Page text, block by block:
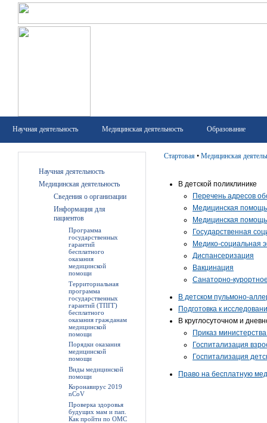
Научная деятельность Медицинская деятельность Образование
Научная деятельность
Медицинская деятельность
Сведения о организации
Информация для
пациентов
Программа
государственных
гарантий
бесплатного
оказания
медицинской
помощи
Территориальная
программа
государственных
гарантий (ТПГГ)
бесплатного
оказания гражданам
медицинской
помощи
Порядки оказания
медицинской
помощи
Виды медицинской
помощи
Коронавирус 2019
nCoV
Проверка здоровья
будущих мам и пап.
Как пройти по ОМС
Стартовая • Медицинская
В детской поликлинике
Перечень адресов
Медицинская
Медицинская
Государственная
Медико-социальная
Диспансеризация
Вакцинация
Санаторно-
В детском пульмоно-
Подготовка к
В круглосуточном и
Приказ
Госпитализация
Госпитализация
Право на бесплатную